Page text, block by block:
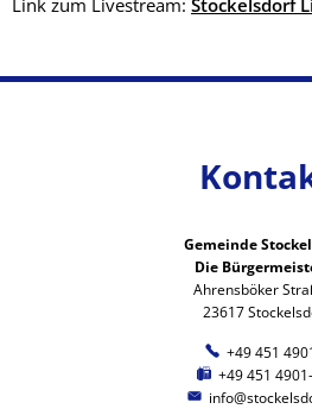
Gemeinde
Die
Ahrensböker
23617
+49 451
+49 451